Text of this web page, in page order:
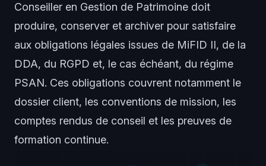
Conseiller en Gestion de Patrimoine doit
produire, conserver et archiver pour satisfaire
aux obligations légales issues de MiFID II, de la
DDA, du RGPD et, le cas échéant, du régime
PSAN. Ces obligations couvrent notamment le
dossier client, les conventions de mission, les
comptes rendus de conseil et les preuves de
formation continue.